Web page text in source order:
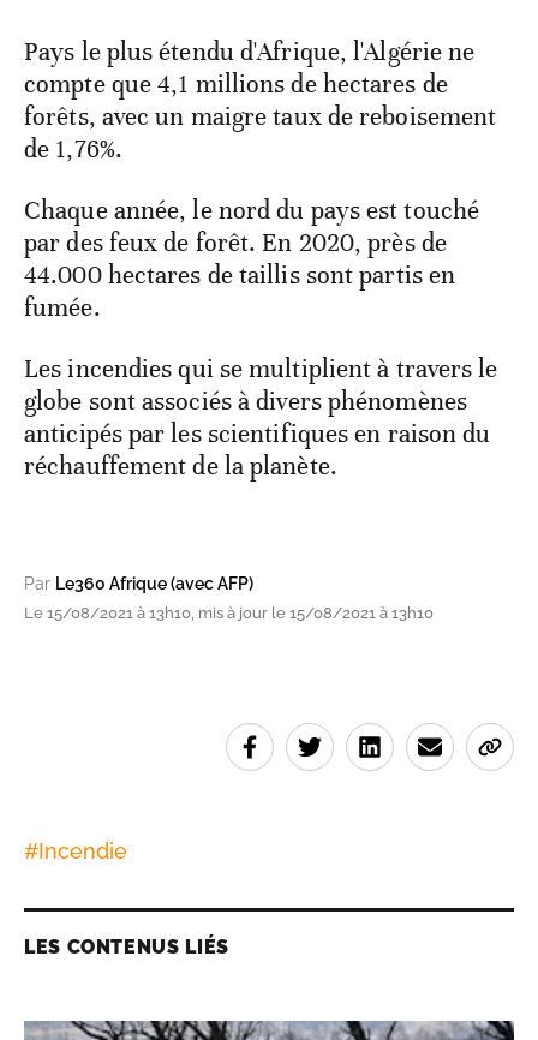
Pays le plus étendu d'Afrique, l'Algérie ne
compte que 4,1 millions de hectares de
forêts, avec un maigre taux de reboisement
de 1,76%.
Chaque année, le nord du pays est touché
par des feux de forêt. En 2020, près de
44.000 hectares de taillis sont partis en
fumée.
Les incendies qui se multiplient à travers le
globe sont associés à divers phénomènes
anticipés par les scientifiques en raison du
réchauffement de la planète.
Par Le360 Afrique (avec AFP)
Le 15/08/2021 à 13h10, mis à jour le 15/08/2021 à 13h10
#Incendie
LES CONTENUS LIÉS